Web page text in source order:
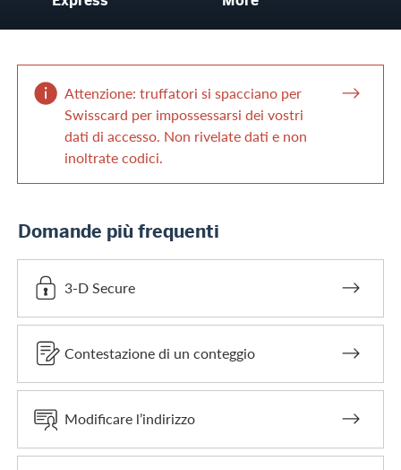
Attenzione: truffatori si spacciano per
Swisscard per impossessarsi dei vostri
dati di accesso. Non rivelate dati e non
inoltrate codici.
Domande più frequenti
3-D Secure
Contestazione di un conteggio
Modificare l’indirizzo